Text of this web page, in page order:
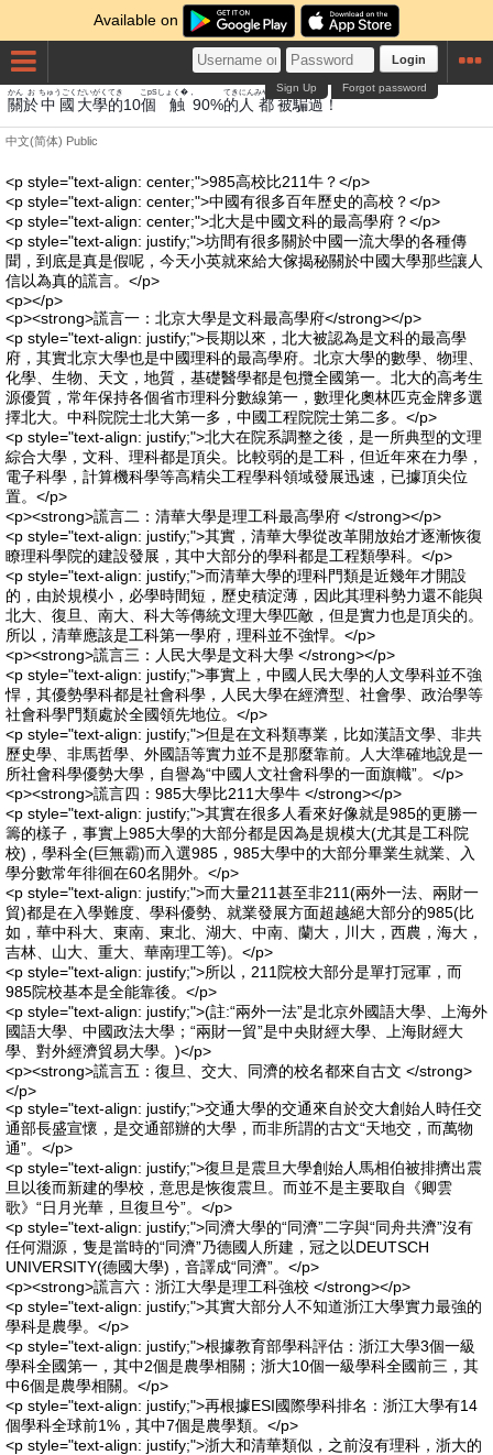
Available on
Login
Forgot password
Sign Up
關
かん
於
お
中國
ちゅうごく
大學
だいがく
的
てき
10個
こpS
触
しょく�，
90%的
てき
人
にん
都
みやこ
被
ひ
騙
へん
過
か
！
中文(简体) Public
<p style="text-align: center;">985高校比211牛？</p>
<p style="text-align: center;">中國有很多百年歷史的高校？</p>
<p style="text-align: center;">北大是中國文科的最高學府？</p>
<p style="text-align: justify;">坊間有很多關於中國一流大學的各種傳
聞，到底是真是假呢，今天小英就來給大傢揭秘關於中國大學那些讓人
信以為真的謊言。</p>
<p></p>
<p><strong>謊言一：北京大學是文科最高學府</strong></p>
<p style="text-align: justify;">長期以來，北大被認為是文科的最高學
府，其實北京大學也是中國理科的最高學府。北京大學的數學、物理、
化學、生物、天文，地質，基礎醫學都是包攬全國第一。北大的高考生
源優質，常年保持各個省市理科分數線第一，數理化奧林匹克金牌多選
擇北大。中科院院士北大第一多，中國工程院院士第二多。</p>
<p style="text-align: justify;">北大在院系調整之後，是一所典型的文理
綜合大學，文科、理科都是頂尖。比較弱的是工科，但近年來在力學，
電子科學，計算機科學等高精尖工程學科領域發展迅速，已據頂尖位
置。</p>
<p><strong>謊言二：清華大學是理工科最高學府 </strong></p>
<p style="text-align: justify;">其實，清華大學從改革開放始才逐漸恢復
瞭理科學院的建設發展，其中大部分的學科都是工程類學科。</p>
<p style="text-align: justify;">而清華大學的理科門類是近幾年才開設
的，由於規模小，必學時間短，歷史積淀薄，因此其理科勢力還不能與
北大、復旦、南大、科大等傳統文理大學匹敵，但是實力也是頂尖的。
所以，清華應該是工科第一學府，理科並不強悍。</p>
<p><strong>謊言三：人民大學是文科大學 </strong></p>
<p style="text-align: justify;">事實上，中國人民大學的人文學科並不強
悍，其優勢學科都是社會科學，人民大學在經濟型、社會學、政治學等
社會科學門類處於全國領先地位。</p>
<p style="text-align: justify;">但是在文科類專業，比如漢語文學、非共
歷史學、非馬哲學、外國語等實力並不是那麼靠前。人大準確地說是一
所社會科學優勢大學，自譽為“中國人文社會科學的一面旗幟”。</p>
<p><strong>謊言四：985大學比211大學牛 </strong></p>
<p style="text-align: justify;">其實在很多人看來好像就是985的更勝一
籌的樣子，事實上985大學的大部分都是因為是規模大(尤其是工科院
校)，學科全(巨無霸)而入選985，985大學中的大部分畢業生就業、入
學分數常年徘徊在60名開外。</p>
<p style="text-align: justify;">而大量211甚至非211(兩外一法、兩財一
貿)都是在入學難度、學科優勢、就業發展方面超越絕大部分的985(比
如，華中科大、東南、東北、湖大、中南、蘭大，川大，西農，海大，
吉林、山大、重大、華南理工等)。</p>
<p style="text-align: justify;">所以，211院校大部分是單打冠軍，而
985院校基本是全能靠後。</p>
<p style="text-align: justify;">(註:“兩外一法”是北京外國語大學、上海外
國語大學、中國政法大學；“兩財一貿”是中央財經大學、上海財經大
學、對外經濟貿易大學。)</p>
<p><strong>謊言五：復旦、交大、同濟的校名都來自古文 </strong>
</p>
<p style="text-align: justify;">交通大學的交通來自於交大創始人時任交
通部長盛宣懷，是交通部辦的大學，而非所謂的古文“天地交，而萬物
通”。</p>
<p style="text-align: justify;">復旦是震旦大學創始人馬相伯被排擠出震
旦以後而新建的學校，意思是恢復震旦。而並不是主要取自《卿雲
歌》“日月光華，旦復旦兮”。</p>
<p style="text-align: justify;">同濟大學的“同濟”二字與“同舟共濟”沒有
任何淵源，隻是當時的“同濟”乃德國人所建，冠之以DEUTSCH
UNIVERSITY(德國大學)，音譯成“同濟”。</p>
<p><strong>謊言六：浙江大學是理工科強校 </strong></p>
<p style="text-align: justify;">其實大部分人不知道浙江大學實力最強的
學科是農學。</p>
<p style="text-align: justify;">根據教育部學科評估：浙江大學3個一級
學科全國第一，其中2個是農學相關；浙大10個一級學科全國前三，其
中6個是農學相關。</p>
<p style="text-align: justify;">再根據ESI國際學科排名：浙江大學有14
個學科全球前1%，其中7個是農學類。</p>
<p style="text-align: justify;">浙大和清華類似，之前沒有理科，浙大的